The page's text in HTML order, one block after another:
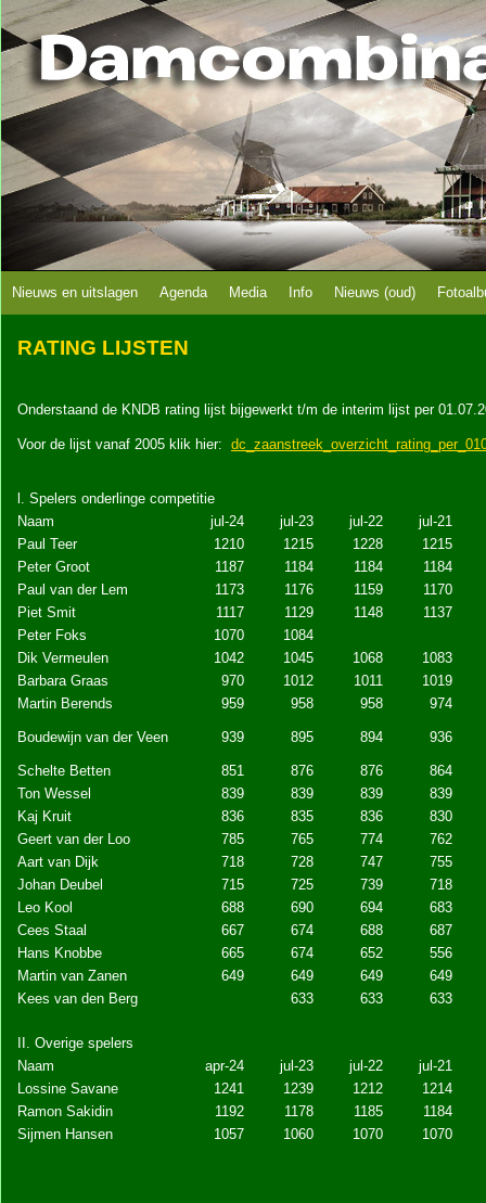
Nieuws en uitslagen Agenda Media Info Nieuws (oud)
RATING LIJSTEN
Onderstaand de KNDB rating lijst bijgewerkt t/m de interim lijst per
Voor de lijst vanaf 2005 klik hier:
l. Spelers onderlinge competitie
Naam
jul-24 jul-23 jul-22
jul-21
Paul Teer
1210 1215 1228
1215
Peter Groot
1187 1184 1184
1184
Paul van der Lem
1173 1176 1159
1170
Piet Smit
1117 1129 1148
1137
Peter Foks
1070
1084
Dik Vermeulen
1042 1045 1068
1083
Barbara Graas
970 1012 1011
1019
Martin Berends
959 958 958 974
Boudewijn van der Veen 939 895 894 936
Schelte Betten 851 876 876
864
Ton Wessel
839 839 839
839
Kaj Kruit
836 835 836
830
Geert van der Loo
785 765 774
762
Aart van Dijk
718 728 747
755
Johan Deubel
715 725 739
718
Leo Kool
688 690 694
683
Cees Staal
667 674 688
687
Hans Knobbe
665 674 652
556
Martin van Zanen
649 649 649
649
Kees van den Berg
633 633 633
II. Overige spelers
Naam
apr-24 jul-23 jul-22
jul-21
Lossine Savane
1241 1239 1212
1214
Ramon Sakidin
1192 1178 1185
1184
Sijmen Hansen
1057 1060 1070 1070